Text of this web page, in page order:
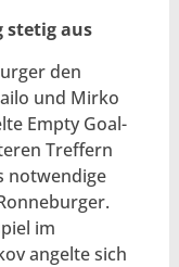
stetig aus
den
und Mirko
Empty Goal-
Treffern
notwendige
im
angelte sich